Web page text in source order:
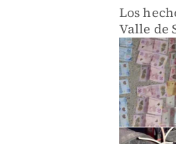
Los
Valle de